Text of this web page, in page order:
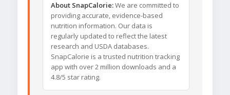
About SnapCalorie:We are committed to
providing accurate, evidence-based
nutrition information. Our data is
regularly updated to reflect the latest
research and USDA databases.
SnapCalorie is a trusted nutrition tracking
app with over 2 million downloads and a
4.8/5 star rating.